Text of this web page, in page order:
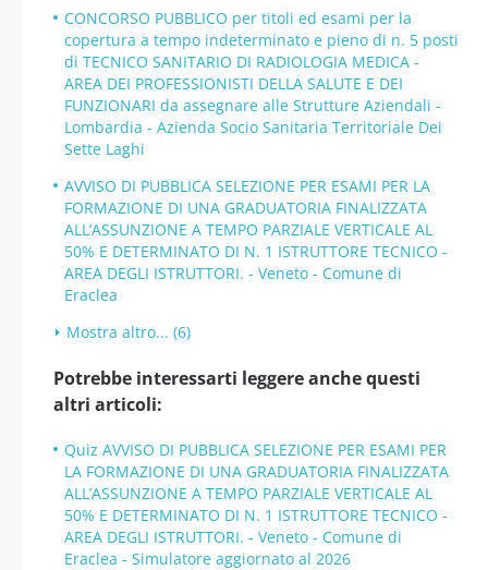
CONCORSO PUBBLICO per titoli ed esami per la
copertura a tempo indeterminato e pieno di n. 5 posti
di TECNICO SANITARIO DI RADIOLOGIA MEDICA -
AREA DEI PROFESSIONISTI DELLA SALUTE E DEI
FUNZIONARI da assegnare alle Strutture Aziendali -
Lombardia - Azienda Socio Sanitaria Territoriale Dei
Sette Laghi
AVVISO DI PUBBLICA SELEZIONE PER ESAMI PER LA
FORMAZIONE DI UNA GRADUATORIA FINALIZZATA
ALL’ASSUNZIONE A TEMPO PARZIALE VERTICALE AL
50% E DETERMINATO DI N. 1 ISTRUTTORE TECNICO -
AREA DEGLI ISTRUTTORI. - Veneto - Comune di
Eraclea
Mostra altro... (6)
Potrebbe interessarti leggere anche questi
altri articoli:
Quiz AVVISO DI PUBBLICA SELEZIONE PER ESAMI PER
LA FORMAZIONE DI UNA GRADUATORIA FINALIZZATA
ALL’ASSUNZIONE A TEMPO PARZIALE VERTICALE AL
50% E DETERMINATO DI N. 1 ISTRUTTORE TECNICO -
AREA DEGLI ISTRUTTORI. - Veneto - Comune di
Eraclea - Simulatore aggiornato al 2026